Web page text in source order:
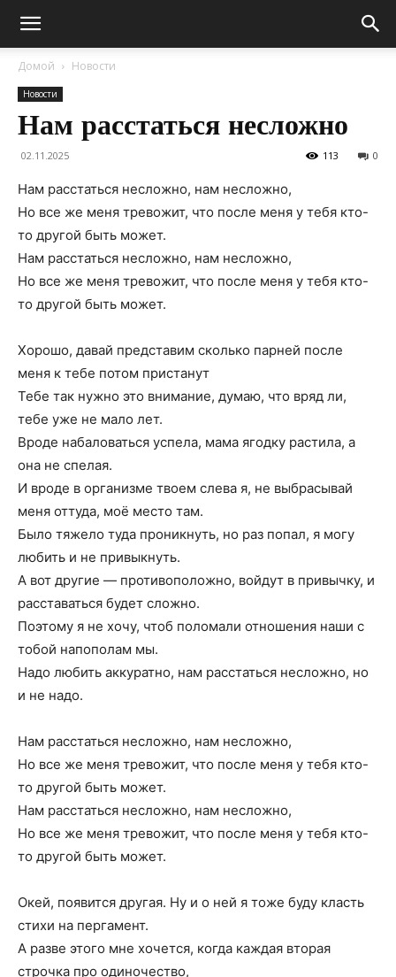
Домой Новости
Новости
Нам расстаться несложно
02.11.2025 0
113
Нам расстаться несложно, нам несложно,
Но все же меня тревожит, что после меня у тебя кто-
то другой быть может.
Нам расстаться несложно, нам несложно,
Но все же меня тревожит, что после меня у тебя кто-
то другой быть может.
Хорошо, давай представим сколько парней после
меня к тебе потом пристанут
Тебе так нужно это внимание, думаю, что вряд ли,
тебе уже не мало лет.
Вроде набаловаться успела, мама ягодку растила, а
она не спелая.
И вроде в организме твоем слева я, не выбрасывай
меня оттуда, моё место там.
Было тяжело туда проникнуть, но раз попал, я могу
любить и не привыкнуть.
А вот другие — противоположно, войдут в привычку, и
расставаться будет сложно.
Поэтому я не хочу, чтоб поломали отношения наши с
тобой напополам мы.
Надо любить аккуратно, нам расстаться несложно, но
и не надо.
Нам расстаться несложно, нам несложно,
Но все же меня тревожит, что после меня у тебя кто-
то другой быть может.
Нам расстаться несложно, нам несложно,
Но все же меня тревожит, что после меня у тебя кто-
то другой быть может.
Окей, появится другая. Ну и о ней я тоже буду класть
стихи на пергамент.
А разве этого мне хочется, когда каждая вторая
строчка про одиночество,